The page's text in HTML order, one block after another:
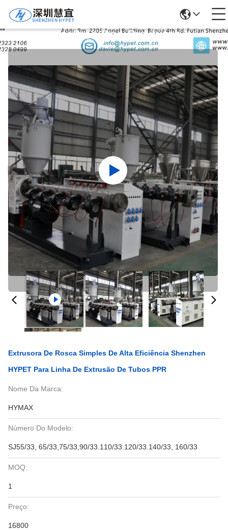
Detalhes Dos Produtos
Extrusora De Rosca Simples De Alta Eficiência Shenzhen
HYPET Para Linha De Extrusão De Tubos PPR
Nome Da Marca:
HYMAX
Número Do Modelo:
SJ55/33, 65/33,75/33,90/33.110/33.120/33.140/33, 160/33
MOQ:
1
Preço:
16800